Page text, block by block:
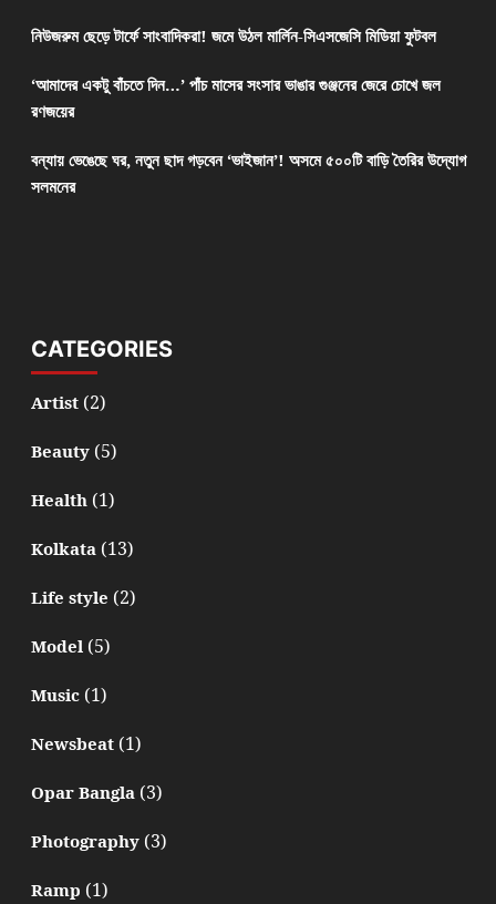
নিউজরুম ছেড়ে টার্ফে সাংবাদিকরা! জমে উঠল মার্লিন-সিএসজেসি মিডিয়া ফুটবল
‘আমাদের একটু বাঁচতে দিন…’ পাঁচ মাসের সংসার ভাঙার গুঞ্জনের জেরে চোখে জল
রণজয়ের
বন্যায় ভেঙেছে ঘর, নতুন ছাদ গড়বেন ‘ভাইজান’! অসমে ৫০০টি বাড়ি তৈরির উদ্যোগ
সলমনের
CATEGORIES
Artist(2)
Beauty(5)
Health(1)
Kolkata(13)
Life style (2)
Model(5)
Music(1)
Newsbeat(1)
Opar Bangla(3)
Photography(3)
Ramp (1)